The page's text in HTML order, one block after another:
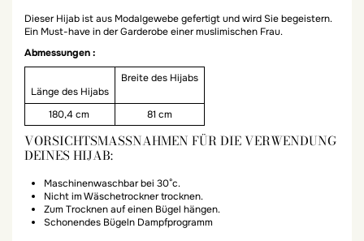
Dieser Hijab ist aus Modalgewebe gefertigt und wird Sie begeistern.
Ein Must-have in der Garderobe einer muslimischen Frau.
Abmessungen :
Länge des Hijabs
Breite des Hijabs
180,4 cm 81 cm
VORSICHTSMASSNAHMEN FÜR DIE VERWENDUNG D
EINES HIJAB:
Maschinenwaschbar bei 30°c.
Nicht im Wäschetrockner trocknen.
Zum Trocknen auf einen Bügel hängen.
Schonendes Bügeln Dampfprogramm